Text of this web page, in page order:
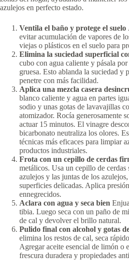
azulejos en perfecto estado.
Ventila el baño y protege el suelo
evitar acumulación de vapores de
viejas o plásticos en el suelo para
Elimina la suciedad superficial
cubo con agua caliente y pásala
gruesa. Esto ablanda la suciedad y
penetre con más facilidad.
Aplica una mezcla casera
blanco caliente y agua en partes
sodio y unas gotas de lavavajillas
atomizador. Rocía generosamente
actuar 15 minutos. El vinagre
bicarbonato neutraliza los olores.
técnicas más eficaces para limpiar
productos industriales.
Frota con un cepillo de cerdas
metálicos. Usa un cepillo de cerdas
azulejos y las juntas de los
superficies delicadas. Aplica
ennegrecidos.
Aclara con agua y seca bien
tibia. Luego seca con un paño de
de cal y devolver el brillo natural.
Pulido final con alcohol y gotas
elimina los restos de cal, seca
Agregar aceite esencial de limón o
frescura duradera y propiedades